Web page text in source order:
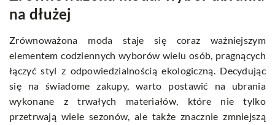
na dłużej
Zrównoważona moda staje się coraz ważniejszym
elementem codziennych wyborów wielu osób, pragnących
łączyć styl z odpowiedzialnością ekologiczną. Decydując
się na świadome zakupy, warto postawić na ubrania
wykonane z trwałych materiałów, które nie tylko
przetrwają wiele sezonów, ale także znacznie zmniejszą